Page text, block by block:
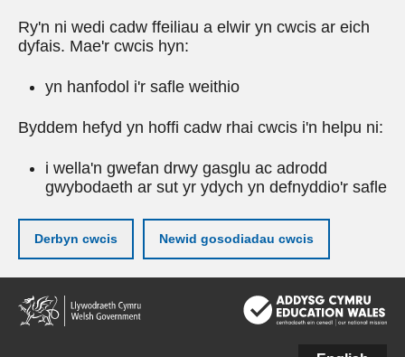
Ry'n ni wedi cadw ffeiliau a elwir yn cwcis ar eich
dyfais. Mae'r cwcis hyn:
yn hanfodol i'r safle weithio
Byddem hefyd yn hoffi cadw rhai cwcis i'n helpu ni:
i wella'n gwefan drwy gasglu ac adrodd
gwybodaeth ar sut yr ydych yn defnyddio'r safle
Derbyn cwcis Newid gosodiadau cwcis
Neidio
i'r
prif